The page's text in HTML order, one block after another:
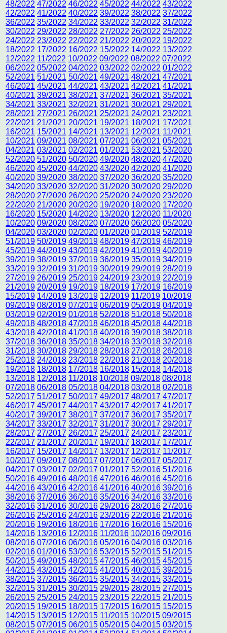
48/2022 47/2022 46/2022 45/2022 44/2022 43/2022
42/2022 41/2022 40/2022 39/2022 38/2022 37/2022
36/2022 35/2022 34/2022 33/2022 32/2022 31/2022
30/2022 29/2022 28/2022 27/2022 26/2022 25/2022
24/2022 23/2022 22/2022 21/2022 20/2022 19/2022
18/2022 17/2022 16/2022 15/2022 14/2022 13/2022
12/2022 11/2022 10/2022 09/2022 08/2022 07/2022
06/2022 05/2022 04/2022 03/2022 02/2022 01/2022
52/2021 51/2021 50/2021 49/2021 48/2021 47/2021
46/2021 45/2021 44/2021 43/2021 42/2021 41/2021
40/2021 39/2021 38/2021 37/2021 36/2021 35/2021
34/2021 33/2021 32/2021 31/2021 30/2021 29/2021
28/2021 27/2021 26/2021 25/2021 24/2021 23/2021
22/2021 21/2021 20/2021 19/2021 18/2021 17/2021
16/2021 15/2021 14/2021 13/2021 12/2021 11/2021
10/2021 09/2021 08/2021 07/2021 06/2021 05/2021
04/2021 03/2021 02/2021 01/2021 53/2021 53/2020
52/2020 51/2020 50/2020 49/2020 48/2020 47/2020
46/2020 45/2020 44/2020 43/2020 42/2020 41/2020
40/2020 39/2020 38/2020 37/2020 36/2020 35/2020
34/2020 33/2020 32/2020 31/2020 30/2020 29/2020
28/2020 27/2020 26/2020 25/2020 24/2020 23/2020
22/2020 21/2020 20/2020 19/2020 18/2020 17/2020
16/2020 15/2020 14/2020 13/2020 12/2020 11/2020
10/2020 09/2020 08/2020 07/2020 06/2020 05/2020
04/2020 03/2020 02/2020 01/2020 01/2019 52/2019
51/2019 50/2019 49/2019 48/2019 47/2019 46/2019
45/2019 44/2019 43/2019 42/2019 41/2019 40/2019
39/2019 38/2019 37/2019 36/2019 35/2019 34/2019
33/2019 32/2019 31/2019 30/2019 29/2019 28/2019
27/2019 26/2019 25/2019 24/2019 23/2019 22/2019
21/2019 20/2019 19/2019 18/2019 17/2019 16/2019
15/2019 14/2019 13/2019 12/2019 11/2019 10/2019
09/2019 08/2019 07/2019 06/2019 05/2019 04/2019
03/2019 02/2019 01/2018 52/2018 51/2018 50/2018
49/2018 48/2018 47/2018 46/2018 45/2018 44/2018
43/2018 42/2018 41/2018 40/2018 39/2018 38/2018
37/2018 36/2018 35/2018 34/2018 33/2018 32/2018
31/2018 30/2018 29/2018 28/2018 27/2018 26/2018
25/2018 24/2018 23/2018 22/2018 21/2018 20/2018
19/2018 18/2018 17/2018 16/2018 15/2018 14/2018
13/2018 12/2018 11/2018 10/2018 09/2018 08/2018
07/2018 06/2018 05/2018 04/2018 03/2018 02/2018
52/2017 51/2017 50/2017 49/2017 48/2017 47/2017
46/2017 45/2017 44/2017 43/2017 42/2017 41/2017
40/2017 39/2017 38/2017 37/2017 36/2017 35/2017
34/2017 33/2017 32/2017 31/2017 30/2017 29/2017
28/2017 27/2017 26/2017 25/2017 24/2017 23/2017
22/2017 21/2017 20/2017 19/2017 18/2017 17/2017
16/2017 15/2017 14/2017 13/2017 12/2017 11/2017
10/2017 09/2017 08/2017 07/2017 06/2017 05/2017
04/2017 03/2017 02/2017 01/2017 52/2016 51/2016
50/2016 49/2016 48/2016 47/2016 46/2016 45/2016
44/2016 43/2016 42/2016 41/2016 40/2016 39/2016
38/2016 37/2016 36/2016 35/2016 34/2016 33/2016
32/2016 31/2016 30/2016 29/2016 28/2016 27/2016
26/2016 25/2016 24/2016 23/2016 22/2016 21/2016
20/2016 19/2016 18/2016 17/2016 16/2016 15/2016
14/2016 13/2016 12/2016 11/2016 10/2016 09/2016
08/2016 07/2016 06/2016 05/2016 04/2016 03/2016
02/2016 01/2016 53/2016 53/2015 52/2015 51/2015
50/2015 49/2015 48/2015 47/2015 46/2015 45/2015
44/2015 43/2015 42/2015 41/2015 40/2015 39/2015
38/2015 37/2015 36/2015 35/2015 34/2015 33/2015
32/2015 31/2015 30/2015 29/2015 28/2015 27/2015
26/2015 25/2015 24/2015 23/2015 22/2015 21/2015
20/2015 19/2015 18/2015 17/2015 16/2015 15/2015
14/2015 13/2015 12/2015 11/2015 10/2015 09/2015
08/2015 07/2015 06/2015 05/2015 04/2015 03/2015